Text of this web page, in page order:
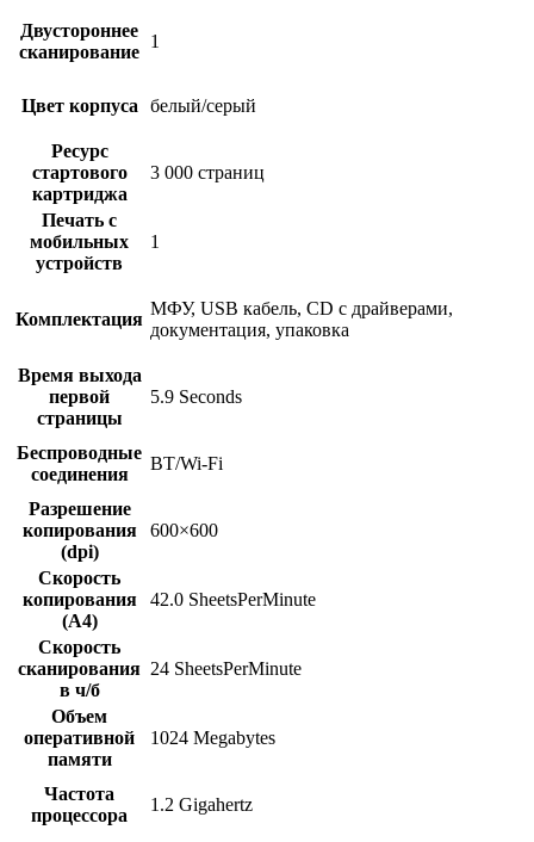
Двустороннее
сканирование
1
Цвет корпуса белый/серый
Ресурс
стартового
картриджа
3 000 страниц
Печать с
мобильных
устройств
1
Комплектация
МФУ, USB кабель, CD с драйверами,
документация, упаковка
Время выхода
первой
страницы
5.9 Seconds
Беспроводные
соединения
BT/Wi-Fi
Разрешение
копирования
(dpi)
600×600
Скорость
копирования
(A4)
42.0 SheetsPerMinute
Скорость
сканирования
в ч/б
24 SheetsPerMinute
Объем
оперативной
памяти
1024 Megabytes
Частота
процессора
1.2 Gigahertz